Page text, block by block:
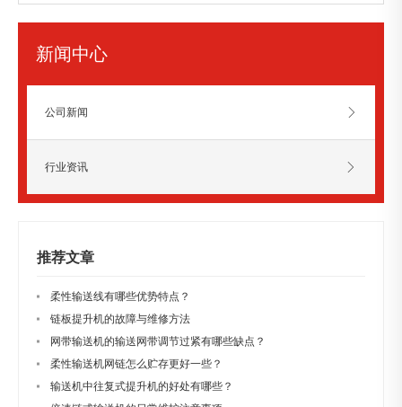
新闻中心
公司新闻
行业资讯
推荐文章
柔性输送线有哪些优势特点？
链板提升机的故障与维修方法
网带输送机的输送网带调节过紧有哪些缺点？
柔性输送机网链怎么贮存更好一些？
输送机中往复式提升机的好处有哪些？